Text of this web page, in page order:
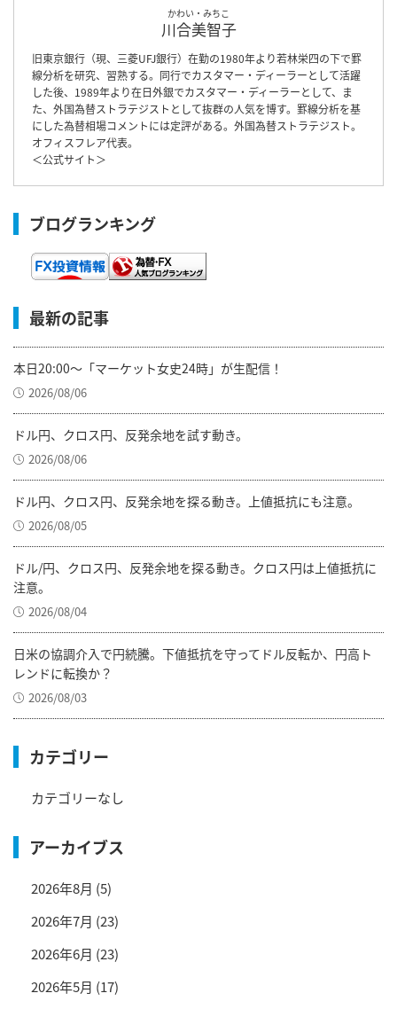
かわい・みちこ
川合美智子
旧東京銀行（現、三菱UFJ銀行）在勤の1980年より若林栄四の下で罫
線分析を研究、習熟する。同行でカスタマー・ディーラーとして活躍
した後、1989年より在日外銀でカスタマー・ディーラーとして、ま
た、外国為替ストラテジストとして抜群の人気を博す。罫線分析を基
にした為替相場コメントには定評がある。外国為替ストラテジスト。
オフィスフレア代表。
＜公式サイト＞
ブログランキング
最新の記事
本日20:00～「マーケット女史24時」が生配信！
2026/08/06
ドル円、クロス円、反発余地を試す動き。
2026/08/06
ドル円、クロス円、反発余地を探る動き。上値抵抗にも注意。
2026/08/05
ドル/円、クロス円、反発余地を探る動き。クロス円は上値抵抗に
注意。
2026/08/04
日米の協調介入で円続騰。下値抵抗を守ってドル反転か、円高ト
レンドに転換か？
2026/08/03
カテゴリー
カテゴリーなし
アーカイブス
2026年8月 (5)
2026年7月 (23)
2026年6月 (23)
2026年5月 (17)